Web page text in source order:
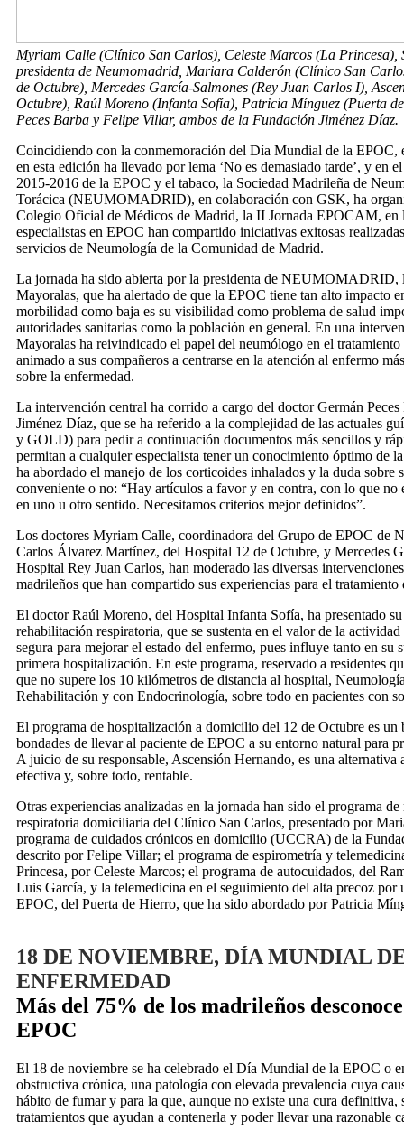
Myriam Calle (Clínico San Carlos), Celeste Marcos (La
presidenta de Neumomadrid, Mariara Calderón (Clínico San
de Octubre), Mercedes García-Salmones (Rey Juan Carlos I),
Octubre), Raúl Moreno (Infanta Sofía), Patricia Mínguez (Puerta
Peces Barba y Felipe Villar, ambos de la Fundación Jiménez Díaz.
Coincidiendo con la conmemoración del Día Mundial de la EPOC,
en esta edición ha llevado por lema ‘No es demasiado tarde’, y en
2015-2016 de la EPOC y el tabaco, la Sociedad Madrileña de
Torácica (NEUMOMADRID), en colaboración con GSK, ha
Colegio Oficial de Médicos de Madrid, la II Jornada EPOCAM, en
especialistas en EPOC han compartido iniciativas exitosas
servicios de Neumología de la Comunidad de Madrid.
La jornada ha sido abierta por la presidenta de NEUMOMADRID,
Mayoralas, que ha alertado de que la EPOC tiene tan alto impacto
morbilidad como baja es su visibilidad como problema de salud
autoridades sanitarias como la población en general. En una
Mayoralas ha reivindicado el papel del neumólogo en el
animado a sus compañeros a centrarse en la atención al enfermo
sobre la enfermedad.
La intervención central ha corrido a cargo del doctor Germán
Jiménez Díaz, que se ha referido a la complejidad de las actuales
y GOLD) para pedir a continuación documentos más sencillos y
permitan a cualquier especialista tener un conocimiento óptimo de
ha abordado el manejo de los corticoides inhalados y la duda sobre
conveniente o no: “Hay artículos a favor y en contra, con lo que no
en uno u otro sentido. Necesitamos criterios mejor definidos”.
Los doctores Myriam Calle, coordinadora del Grupo de EPOC
Carlos Álvarez Martínez, del Hospital 12 de Octubre, y Mercedes
Hospital Rey Juan Carlos, han moderado las diversas
madrileños que han compartido sus experiencias para el tratamiento
El doctor Raúl Moreno, del Hospital Infanta Sofía, ha presentado
rehabilitación respiratoria, que se sustenta en el valor de la
segura para mejorar el estado del enfermo, pues influye tanto en su
primera hospitalización. En este programa, reservado a residentes
que no supere los 10 kilómetros de distancia al hospital,
Rehabilitación y con Endocrinología, sobre todo en pacientes con
El programa de hospitalización a domicilio del 12 de Octubre es un
bondades de llevar al paciente de EPOC a su entorno natural para
A juicio de su responsable, Ascensión Hernando, es una alternativa
efectiva y, sobre todo, rentable.
Otras experiencias analizadas en la jornada han sido el programa
respiratoria domiciliaria del Clínico San Carlos, presentado por
programa de cuidados crónicos en domicilio (UCCRA) de la
descrito por Felipe Villar; el programa de espirometría y
Princesa, por Celeste Marcos; el programa de autocuidados, del
Luis García, y la telemedicina en el seguimiento del alta precoz por
EPOC, del Puerta de Hierro, que ha sido abordado por Patricia
18 DE NOVIEMBRE, DÍA MUNDIAL
ENFERMEDAD
Más del 75% de los madrileños
EPOC
El 18 de noviembre se ha celebrado el Día Mundial de la EPOC o
obstructiva crónica, una patología con elevada prevalencia cuya
hábito de fumar y para la que, aunque no existe una cura definitiva,
tratamientos que ayudan a contenerla y poder llevar una razonable